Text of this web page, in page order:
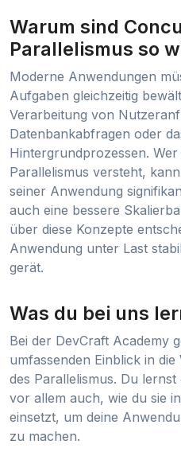
Warum sind
Parallelismus so
Moderne Anwendungen
Aufgaben gleichzeitig
Verarbeitung von
Datenbankabfragen oder
Hintergrundprozessen.
Parallelismus versteht,
seiner Anwendung
auch eine bessere
über diese Konzepte
Anwendung unter Last
gerät.
Was du bei uns
Bei der DevCraft Academy
umfassenden Einblick in
des Parallelismus. Du
vor allem auch, wie du sie
einsetzt, um deine
zu machen.